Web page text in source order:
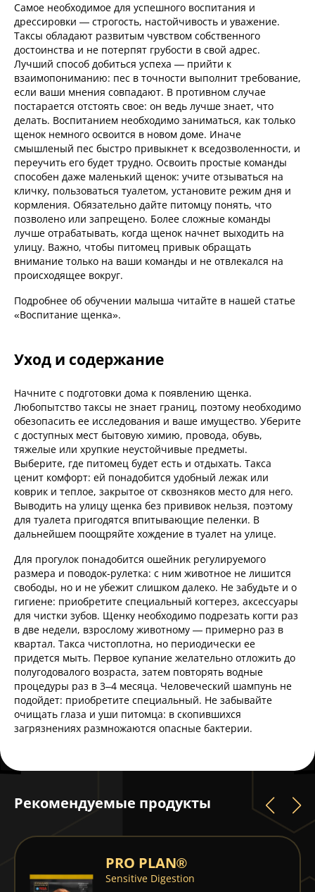
Самое необходимое для успешного воспитания и
дрессировки — строгость, настойчивость и уважение.
Таксы обладают развитым чувством собственного
достоинства и не потерпят грубости в свой адрес.
Лучший способ добиться успеха — прийти к
взаимопониманию: пес в точности выполнит требование,
если ваши мнения совпадают. В противном случае
постарается отстоять свое: он ведь лучше знает, что
делать. Воспитанием необходимо заниматься, как только
щенок немного освоится в новом доме. Иначе
смышленый пес быстро привыкнет к вседозволенности, и
переучить его будет трудно. Освоить простые команды
способен даже маленький щенок: учите отзываться на
кличку, пользоваться туалетом, установите режим дня и
кормления. Обязательно дайте питомцу понять, что
позволено или запрещено. Более сложные команды
лучше отрабатывать, когда щенок начнет выходить на
улицу. Важно, чтобы питомец привык обращать
внимание только на ваши команды и не отвлекался на
происходящее вокруг.
Подробнее об обучении малыша читайте в нашей статье
«Воспитание щенка».
Уход и содержание
Начните с подготовки дома к появлению щенка.
Любопытство таксы не знает границ, поэтому необходимо
обезопасить ее исследования и ваше имущество. Уберите
с доступных мест бытовую химию, провода, обувь,
тяжелые или хрупкие неустойчивые предметы.
Выберите, где питомец будет есть и отдыхать. Такса
ценит комфорт: ей понадобится удобный лежак или
коврик и теплое, закрытое от сквозняков место для него.
Выводить на улицу щенка без прививок нельзя, поэтому
для туалета пригодятся впитывающие пеленки. В
дальнейшем поощряйте хождение в туалет на улице.
Для прогулок понадобится ошейник регулируемого
размера и поводок-рулетка: с ним животное не лишится
свободы, но и не убежит слишком далеко. Не забудьте и о
гигиене: приобретите специальный когтерез, аксессуары
для чистки зубов. Щенку необходимо подрезать когти раз
в две недели, взрослому животному — примерно раз в
квартал. Такса чистоплотна, но периодически ее
придется мыть. Первое купание желательно отложить до
полугодовалого возраста, затем повторять водные
процедуры раз в 3–4 месяца. Человеческий шампунь не
подойдет: приобретите специальный. Не забывайте
очищать глаза и уши питомца: в скопившихся
загрязнениях размножаются опасные бактерии.
Рекомендуемые продукты
PRO PLAN®
Sensitive Digestion